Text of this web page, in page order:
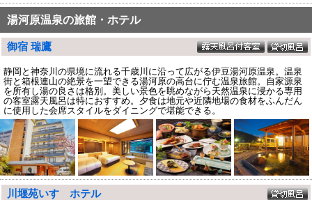
湯河原温泉の旅館・ホテル
御宿 瑞鷹
静岡と神奈川の県境に流れる千歳川に沿って広がる伊豆湯河原温泉。温泉
街と箱根連山の絶景を一望できる湯河原の高台に佇む温泉旅館。自家源泉
を所有し湯の良さは格別。美しい景色を眺めながら天然温泉に浸かる専用
の客室露天風呂は特におすすめ。夕食は地元や近隣地場の食材をふんだん
に使用した会席スタイルをダイニングで堪能できる。
川堰苑いすゞホテル